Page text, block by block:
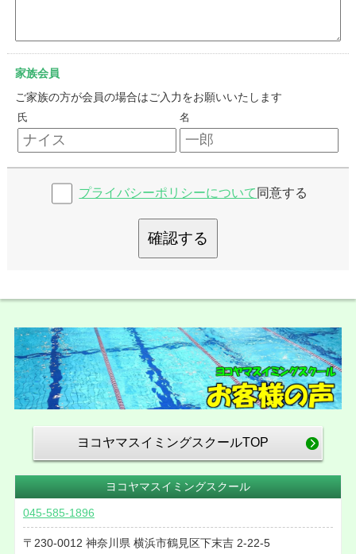
家族会員
ご家族の方が会員の場合はご入力をお願いいたします
氏 名
プライバシーポリシーについて 同意する
確認する
ヨコヤマスイミングスクールTOP
ヨコヤマスイミングスクール
045-585-1896
230-0012 神奈川県 横浜市鶴見区下末吉 2-22-5